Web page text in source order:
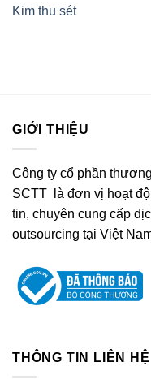
Kim thu sét
GIỚI THIỆU
Công ty cổ phần
SCTT là đơn vị hoạt
tin, chuyên cung cấp
outsourcing tại Việt
THÔNG TIN LIÊN HỆ